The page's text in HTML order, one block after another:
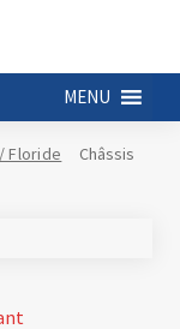
MENU
Floride Châssis